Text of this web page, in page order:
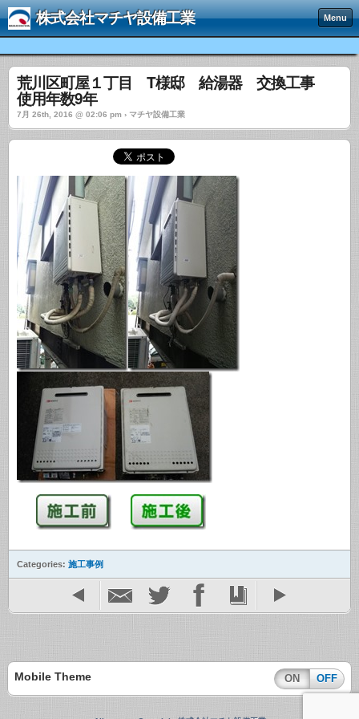
株式会社マチヤ設備工業 Menu
荒川区町屋１丁目 T様邸 給湯器 交換工事
使用年数9年
7月 26th, 2016 @ 02:06 pm › マチヤ設備工業
Categories: 施工事例
Mobile Theme ON OFF